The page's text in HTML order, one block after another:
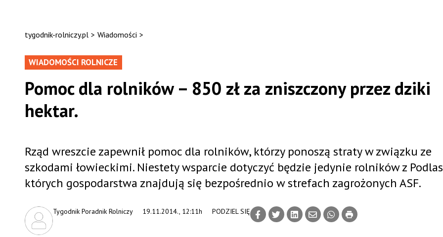
tygodnik-rolniczy.pl > Wiadomości >
WIADOMOŚCI ROLNICZE
Pomoc dla rolników – 850 zł za zniszczony przez dziki
hektar.
19.11.2014., 12:11h
Tygodnik Poradnik Rolniczy PODZIEL SIĘ
Rząd wreszcie zapewnił pomoc dla rolników, którzy ponoszą straty w związku ze
szkodami łowieckimi. Niestety wsparcie dotyczyć będzie jedynie rolników z
których gospodarstwa znajdują się bezpośrednio w strefach zagrożonych ASF.